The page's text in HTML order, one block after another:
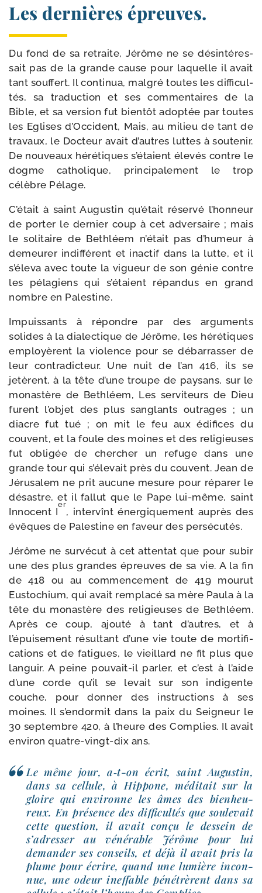
Les dernières épreuves.
Du fond de sa retraite, Jérôme ne se dés­in­té­res­
sait pas de la grande cause pour laquelle il avait
tant souf­fert. Il conti­nua, mal­gré toutes les dif­fi­cul­
tés, sa tra­duc­tion et ses com­men­taires de la
Bible, et sa ver­sion fut bien­tôt adop­tée par toutes
les Eglises d’Occident, Mais, au milieu de tant de
tra­vaux, le Docteur avait d’autres luttes à sou­te­nir.
De nou­veaux héré­tiques s’étaient éle­vés contre le
dogme catho­lique, prin­ci­pa­le­ment le trop
célèbre Pélage.
C’était à saint Augustin qu’était réser­vé l’honneur
de por­ter le der­nier coup à cet adver­saire ; mais
le soli­taire de Bethléem n’était pas d’humeur à
demeu­rer indif­fé­rent et inac­tif dans la lutte, et il
s’éleva avec toute la vigueur de son génie contre
les péla­giens qui s’étaient répan­dus en grand
nombre en Palestine.
Impuissants à répondre par des argu­ments
solides à la dia­lec­tique de Jérôme, les héré­tiques
employèrent la vio­lence pour se débar­rasser de
leur contra­dic­teur. Une nuit de l’an 416, ils se
jetèrent, à la tête d’une troupe de pay­sans, sur le
monas­tère de Bethléem, Les ser­vi­teurs de Dieu
furent l’objet des plus san­glants outrages ; un
diacre fut tué ; on mit le feu aux édi­fices du
couvent, et la foule des moines et des reli­gieuses
fut obli­gée de cher­cher un refuge dans une
grande tour qui s’élevait près du couvent. Jean de
Jérusalem ne prit aucune mesure pour répa­rer le
désastre, et il fal­lut que le Pape lui-​même, saint
Innocent I
er
, inter­vînt éner­gi­que­ment auprès des
évêques de Palestine en faveur des persécutés.
Jérôme ne sur­vé­cut à cet atten­tat que pour subir
une des plus grandes épreuves de sa vie. A la fin
de 418 ou au com­men­ce­ment de 419 mou­rut
Eustochium, qui avait rem­pla­cé sa mère Paula à la
tête du monas­tère des reli­gieuses de Bethléem.
Après ce coup, ajou­té à tant d’autres, et à
l’épuisement résul­tant d’une vie toute de mor­ti­fi­
ca­tions et de fatigues, le vieillard ne fit plus que
lan­guir. A peine pouvait-​il par­ler, et c’est à l’aide
d’une corde qu’il se levait sur son indi­gente
couche, pour don­ner des ins­truc­tions à ses
moines. Il s’endormit dans la paix du Seigneur le
30 sep­tembre 420, à l’heure des Complies. Il avait
envi­ron quatre-​vingt-​dix ans.
Le même jour, a‑t-​on écrit, saint Augustin,
dans sa cel­lule, à Hippone, médi­tait sur la
gloire qui envi­ronne les âmes des bien­heu­
reux. En pré­sence des dif­fi­cul­tés que sou­le­vait
cette ques­tion, il avait conçu le des­sein de
s’adresser au véné­rable Jérôme pour lui
deman­der ses conseils, et déjà il avait pris la
plume pour écrire, quand une lumière incon­
nue, une odeur inef­fable péné­trèrent dans sa